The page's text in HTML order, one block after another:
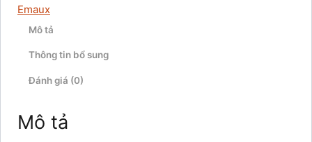
Emaux
Mô tả
Thông tin bổ sung
Đánh giá (0)
Mô tả